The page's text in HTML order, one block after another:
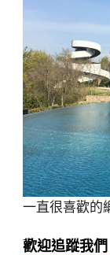
一直很喜歡的
歡迎追蹤我們